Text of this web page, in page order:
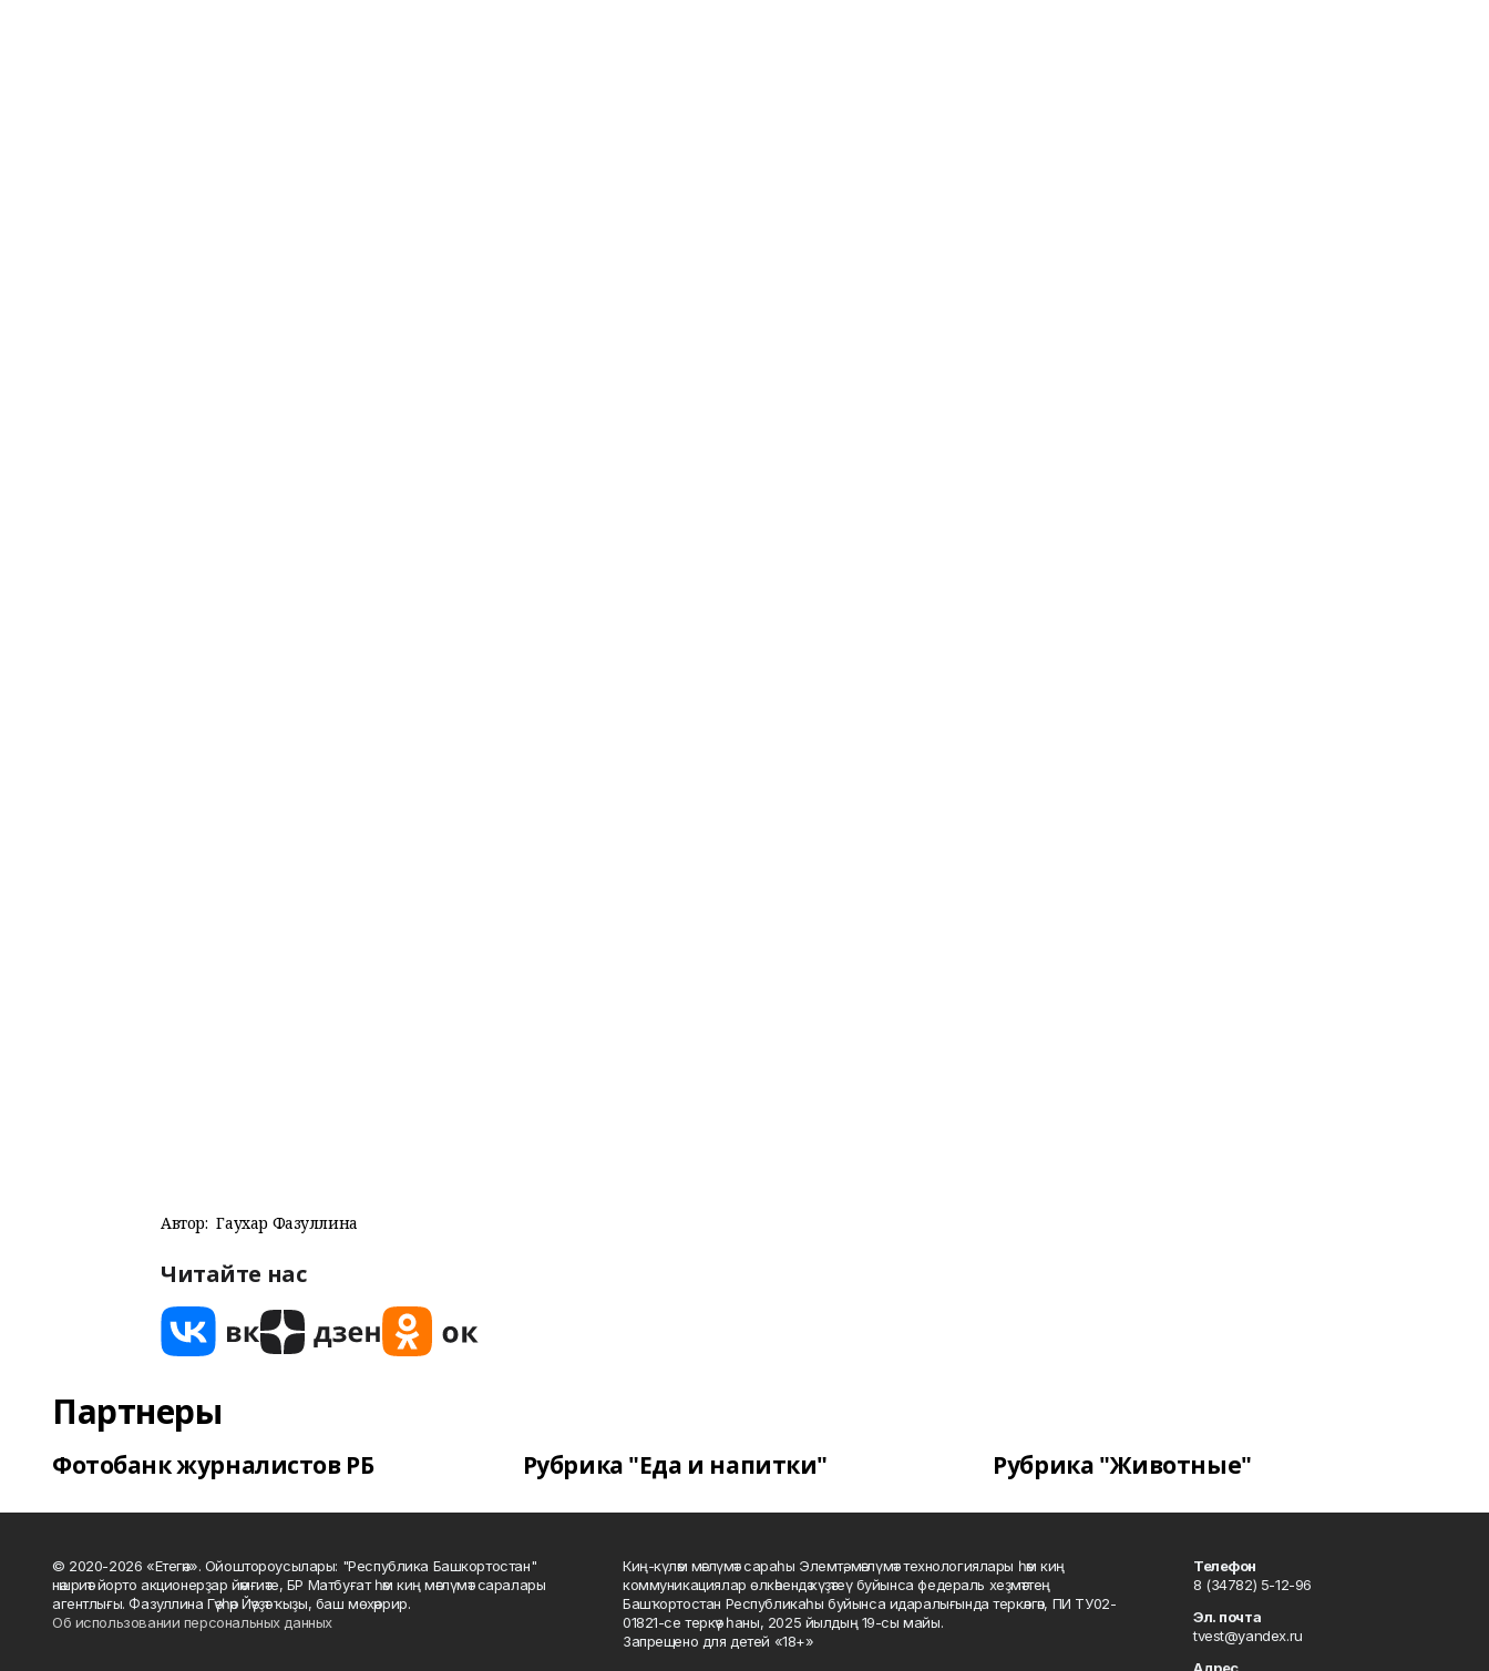
Автор: Гаухар Фазуллина
Читайте нас
Партнеры
Фотобанк журналистов РБ Рубрика "Еда и напитки" Рубрика "Животные"
© 2020-2026 «Етегән». Ойоштороусылары: "Республика Башкортостан"
нәшриәт йорто акционерҙар йәмғиәте, БР Матбуғат һәм киң мәғлүмәт саралары
агентлығы. Фазуллина Гәүһәр Йәүҙәт ҡыҙы, баш мөхәррир.
Об использовании персональных данных
Киң-күләм мәғлүмәт сараһы Элемтә, мәғлүмәт технологиялары һәм киң
коммуникациялар өлкәһендә күҙәтеү буйынса федераль хеҙмәттең
Башҡортостан Республикаһы буйынса идаралығында теркәлгән, ПИ ТУ02-
01821-се теркәү һаны, 2025 йылдың 19-сы майы.
Запрещено для детей «18+»
Телефон
8 (34782) 5-12-96
Эл. почта
tvest@yandex.ru